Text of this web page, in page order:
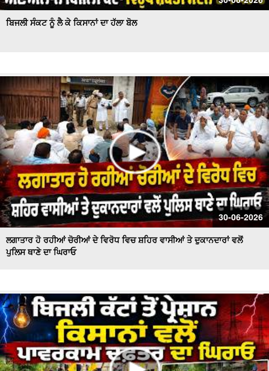
ਬਿਜਲੀ ਸੰਕਟ ਨੂੰ ਲੈ ਕੇ ਕਿਸਾਨਾਂ ਦਾ ਹੱਲਾ ਬੋਲ
30-06-2026
ਲਗਾਤਾਰ ਹੋ ਰਹੀਆਂ ਚੋਰੀਆਂ ਦੇ ਵਿਰੋਧ ਵਿਚ ਸ਼ਹਿਰ ਵਾਸੀਆਂ ਤੇ ਦੁਕਾਨਦਾਰਾਂ ਵਲੋਂ
ਪੁਲਿਸ ਥਾਣੇ ਦਾ ਘਿਰਾਓ